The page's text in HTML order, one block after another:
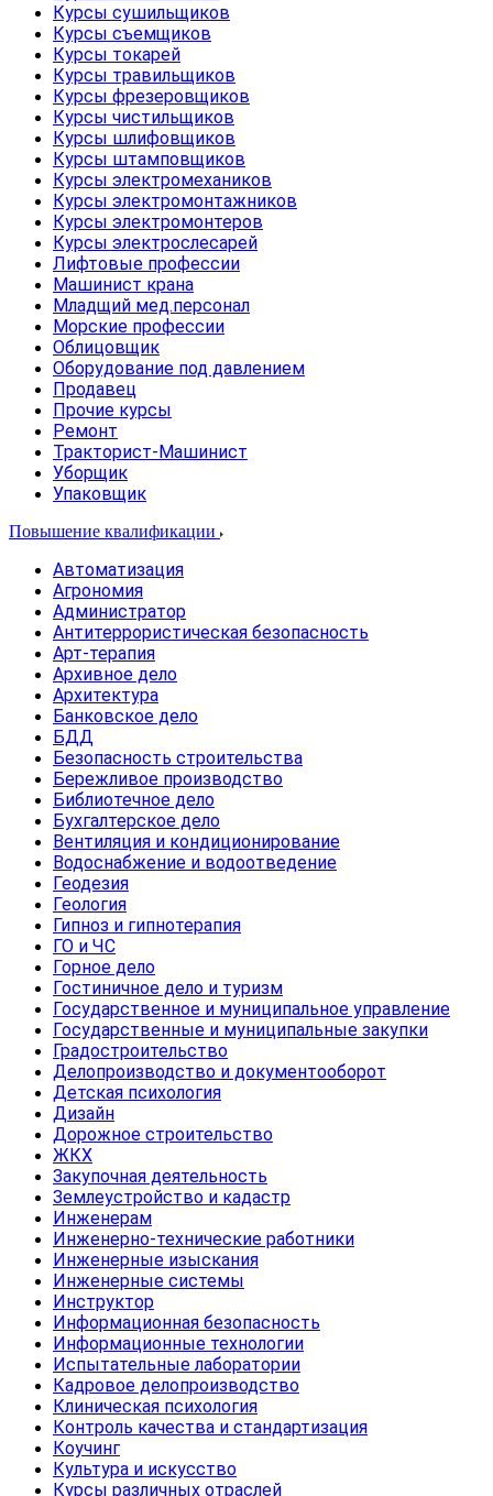
Курсы сушильщиков
Курсы съемщиков
Курсы токарей
Курсы травильщиков
Курсы фрезеровщиков
Курсы чистильщиков
Курсы шлифовщиков
Курсы штамповщиков
Курсы электромехаников
Курсы электромонтажников
Курсы электромонтеров
Курсы электрослесарей
Лифтовые профессии
Машинист крана
Младщий мед.персонал
Морские профессии
Облицовщик
Оборудование под давлением
Продавец
Прочие курсы
Ремонт
Тракторист-Машинист
Уборщик
Упаковщик
Повышение квалификации
Автоматизация
Агрономия
Администратор
Антитеррористическая безопасность
Арт-терапия
Архивное дело
Архитектура
Банковское дело
БДД
Безопасность строительства
Бережливое производство
Библиотечное дело
Бухгалтерское дело
Вентиляция и кондиционирование
Водоснабжение и водоотведение
Геодезия
Геология
Гипноз и гипнотерапия
ГО и ЧС
Горное дело
Гостиничное дело и туризм
Государственное и муниципальное управление
Государственные и муниципальные закупки
Градостроительство
Делопроизводство и документооборот
Детская психология
Дизайн
Дорожное строительство
ЖКХ
Закупочная деятельность
Землеустройство и кадастр
Инженерам
Инженерно-технические работники
Инженерные изыскания
Инженерные системы
Инструктор
Информационная безопасность
Информационные технологии
Испытательные лаборатории
Кадровое делопроизводство
Клиническая психология
Контроль качества и стандартизация
Коучинг
Культура и искусство
Курсы различных отраслей